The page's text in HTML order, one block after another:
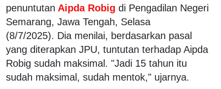
penuntutan Aipda Robig di Pengadilan Negeri
Semarang, Jawa Tengah, Selasa
(8/7/2025). Dia menilai, berdasarkan pasal
yang diterapkan JPU, tuntutan terhadap Aipda
Robig sudah maksimal. "Jadi 15 tahun itu
sudah maksimal, sudah mentok," ujarnya.